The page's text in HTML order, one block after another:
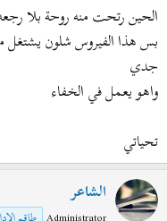
الحين رتحت منه روحة بلا
بس هذا الفيروس شلون
جدي
واهو يعمل في الخفاء
تحياتي
الشاعر